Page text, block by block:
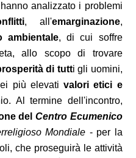
analizzato i problemi
, all'emarginazione,
ambientale, di cui soffre
allo scopo di trovare
di tutti gli uomini,
più elevativalori etici e
Al termine dell'incontro,
del Centro Ecumenico
Mondiale - per la
che proseguirà le attività